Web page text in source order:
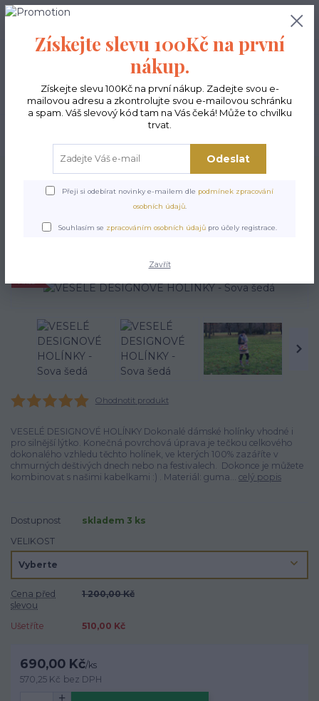
0,00 Kč
POSLEDNÍ KUSY VESELÉ DESIGNOVÉ HOLÍNKY - Sova šedá
VESELÉ DESIGNOVÉ
HOLÍNKY - Sova šedá
Ohodnotit produkt
VESELÉ DESIGNOVÉ HOLÍNKY Dokonalé dámské holínky vhodné i
pro silnější lýtko. Konečná povrchová úprava je tečkou celkového
dokonalého vzhledu těchto holínek, ve kterých 100% zazáříte v
chmurných deštivých dnech nebo na festivalech. Dokonce je můžete
kombinovat s našimi kabelkami :) . Materiál: guma... celý popis
Dostupnost
skladem 3 ks
VELIKOST
Cena před
slevou
1 200,00 Kč
Ušetříte 510,00 Kč
690,00 Kč/ks
570,25 Kč bez DPH
Získejte slevu 100Kč na první
nákup.
Získejte slevu 100Kč na první nákup. Zadejte svou e-
mailovou adresu a zkontrolujte svou e-mailovou schránku
a spam. Váš slevový kód tam na Vás čeká! Může to chvilku
trvat.
Odeslat
Přeji si odebírat novinky e-mailem dle podmínek zpracování
osobních údajů.
Souhlasím se zpracováním osobních údajů pro účely registrace.
Zavřít